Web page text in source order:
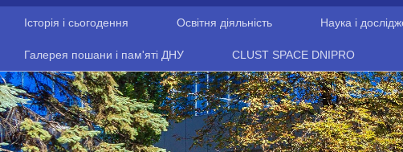
Історія і сьогодення Освітня діяльність Наука і
Галерея пошани і пам'яті ДНУ CLUST SPACE DNIPRO